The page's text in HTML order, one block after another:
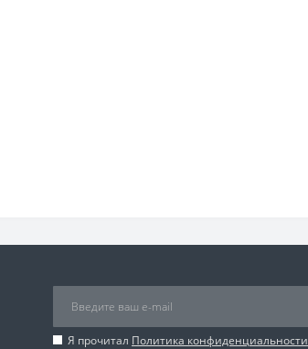
Я прочитал Политика конфиденциальности